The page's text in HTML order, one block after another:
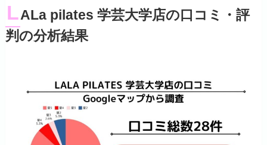
LALa pilates 学芸大学店の口コミ・評
判の分析結果